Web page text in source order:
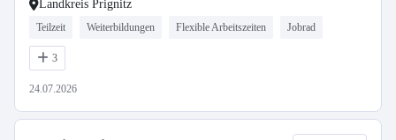
Landkreis Prignitz
Teilzeit Weiterbildungen Flexible Arbeitszeiten Jobrad
3
24.07.2026